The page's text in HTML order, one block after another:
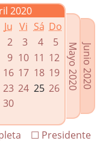
2020
Ju Vi Sá Do
2 3 4
5
9 10 11 12
16 17 18 19
23 24 25 26
30
Junio 2020
Mayo 2020
☐ Presidente